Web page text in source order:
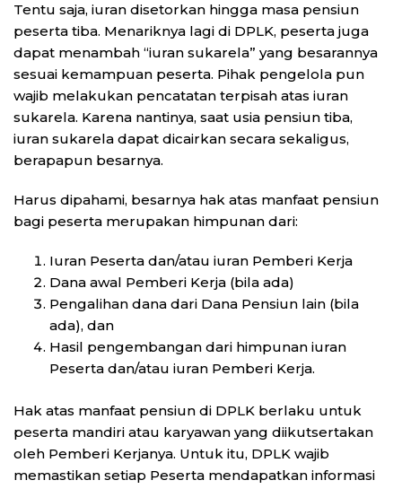
Tentu saja, iuran disetorkan hingga masa pensiun
peserta tiba. Menariknya lagi di DPLK, peserta juga
dapat menambah “iuran sukarela” yang besarannya
sesuai kemampuan peserta. Pihak pengelola pun
wajib melakukan pencatatan terpisah atas iuran
sukarela. Karena nantinya, saat usia pensiun tiba,
iuran sukarela dapat dicairkan secara sekaligus,
berapapun besarnya.
Harus dipahami, besarnya hak atas manfaat pensiun
bagi peserta merupakan himpunan dari:
Iuran Peserta dan/atau iuran Pemberi Kerja
Dana awal Pemberi Kerja (bila ada)
Pengalihan dana dari Dana Pensiun lain (bila
ada), dan
Hasil pengembangan dari himpunan iuran
Peserta dan/atau iuran Pemberi Kerja.
Hak atas manfaat pensiun di DPLK berlaku untuk
peserta mandiri atau karyawan yang diikutsertakan
oleh Pemberi Kerjanya. Untuk itu, DPLK wajib
memastikan setiap Peserta mendapatkan informasi